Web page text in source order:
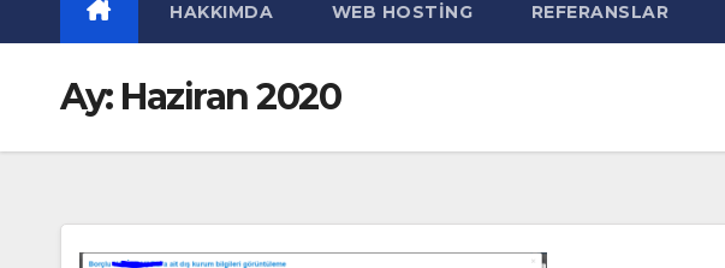
HAKKIMDA WEB HOSTING REFERANSLAR
Ay: Haziran 2020